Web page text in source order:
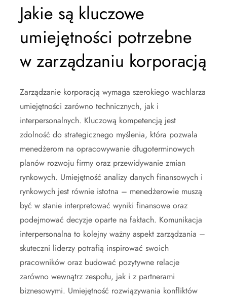
Jakie są kluczowe
umiejętności potrzebne
w zarządzaniu korporacją
Zarządzanie korporacją wymaga szerokiego wachlarza
umiejętności zarówno technicznych, jak i
interpersonalnych. Kluczową kompetencją jest
zdolność do strategicznego myślenia, która pozwala
menedżerom na opracowywanie długoterminowych
planów rozwoju firmy oraz przewidywanie zmian
rynkowych. Umiejętność analizy danych finansowych i
rynkowych jest równie istotna – menedżerowie muszą
być w stanie interpretować wyniki finansowe oraz
podejmować decyzje oparte na faktach. Komunikacja
interpersonalna to kolejny ważny aspekt zarządzania –
skuteczni liderzy potrafią inspirować swoich
pracowników oraz budować pozytywne relacje
zarówno wewnątrz zespołu, jak i z partnerami
biznesowymi. Umiejętność rozwiązywania konfliktów